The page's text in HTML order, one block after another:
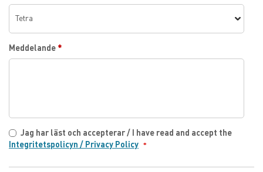
Meddelande *
Jag har läst och accepterar / I have read and accept the
Integritetspolicyn / Privacy Policy